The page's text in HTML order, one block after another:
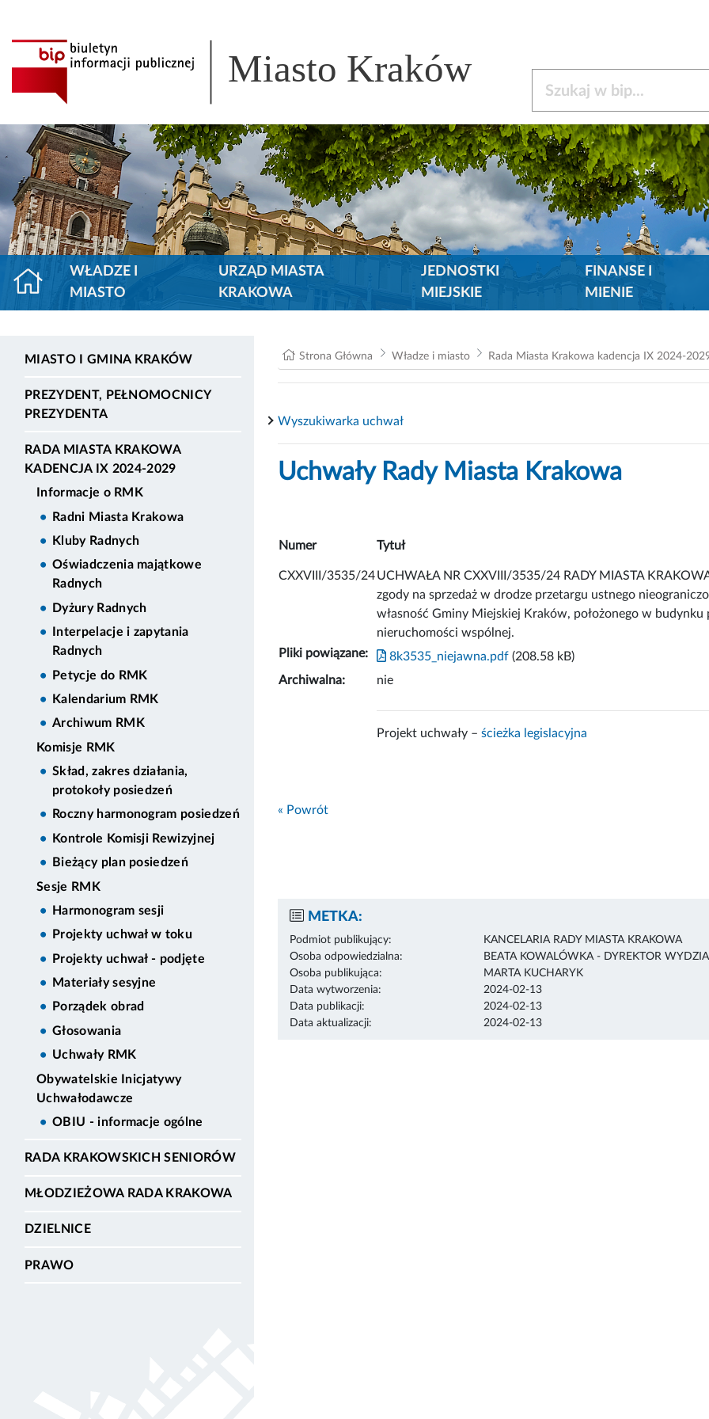
Miasto Kraków
WŁADZE I
MIASTO
URZĄD MIASTA
KRAKOWA
JEDNOSTKI
MIEJSKIE
FINANSE I
MIENIE
MIASTO I GMINA KRAKÓW
PREZYDENT, PEŁNOMOCNICY
PREZYDENTA
RADA MIASTA KRAKOWA
KADENCJA IX 2024-2029
Informacje o RMK
Radni Miasta Krakowa
Kluby Radnych
Oświadczenia majątkowe
Radnych
Dyżury Radnych
Interpelacje i zapytania
Radnych
Petycje do RMK
Kalendarium RMK
Archiwum RMK
Komisje RMK
Skład, zakres działania,
protokoły posiedzeń
Roczny harmonogram posiedzeń
Kontrole Komisji Rewizyjnej
Bieżący plan posiedzeń
Sesje RMK
Harmonogram sesji
Projekty uchwał w toku
Projekty uchwał - podjęte
Materiały sesyjne
Porządek obrad
Głosowania
Uchwały RMK
Obywatelskie Inicjatywy
Uchwałodawcze
OBIU - informacje ogólne
RADA KRAKOWSKICH SENIORÓW
MŁODZIEŻOWA RADA KRAKOWA
DZIELNICE
PRAWO
Strona Główna Władze i miasto Rada Miasta Krakowa kadencja IX 2024-
Wyszukiwarka uchwał
Uchwały Rady Miasta Krakowa
Numer Tytuł
CXXVIII/3535/24UCHWAŁA NR CXXVIII/3535/24 RADY MIASTA
zgody na sprzedaż w drodze przetargu ustnego
własność Gminy Miejskiej Kraków, położonego w
nieruchomości wspólnej.
Pliki powiązane:
8k3535_niejawna.pdf (208.58 kB)
Archiwalna:
nie
Projekt uchwały – ścieżka legislacyjna
« Powrót
METKA:
Podmiot publikujący:
KANCELARIA RADY MIASTA KRAKOWA
Osoba odpowiedzialna:
BEATA KOWALÓWKA - DYREKTOR
Osoba publikująca:
MARTA KUCHARYK
Data wytworzenia:
2024-02-13
Data publikacji:
2024-02-13
Data aktualizacji:
2024-02-13